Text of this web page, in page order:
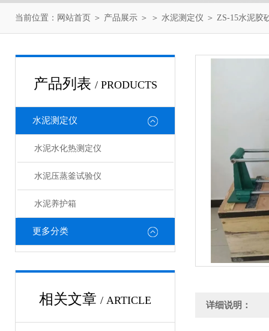
当前位置： 网站首页 ＞ 产品展示 ＞ ＞ 水泥测定仪 ＞ ZS-15水泥胶
产品列表 / PRODUCTS
水泥测定仪
水泥水化热测定仪
水泥压蒸釜试验仪
水泥养护箱
更多分类
相关文章 / ARTICLE 详细说明：